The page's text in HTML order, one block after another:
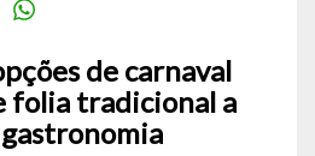
de carnaval
folia tradicional a